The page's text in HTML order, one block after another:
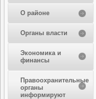
О районе
Органы власти
Экономика и
финансы
Правоохранительные
органы
информируют